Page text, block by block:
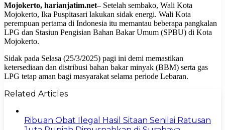
Mojokerto, harianjatim.net– Setelah sembako, Wali Kota
Mojokerto, Ika Puspitasari lakukan sidak energi. Wali Kota
perempuan pertama di Indonesia itu memantau beberapa pangkalan
LPG dan Stasiun Pengisian Bahan Bakar Umum (SPBU) di Kota
Mojokerto.
Sidak pada Selasa (25/3/2025) pagi ini demi memastikan
ketersediaan dan distribusi bahan bakar minyak (BBM) serta gas
LPG tetap aman bagi masyarakat selama periode Lebaran.
Related Articles
Ribuan Obat Ilegal Hasil Sitaan Senilai Ratusan